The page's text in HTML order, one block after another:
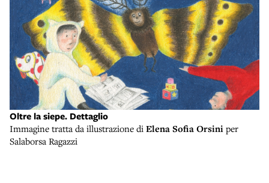
Oltre la siepe. Dettaglio
Immagine tratta da illustrazione di Elena Sofia Orsini per
Salaborsa Ragazzi